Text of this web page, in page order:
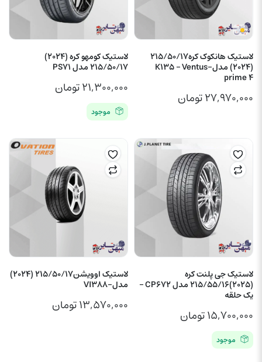
لاستیک هانکوک کره215/50/17
(2024) مدل-K135 – Ventus
prime 4
۲۷,۹۷۰,۰۰۰تومان
لاستیک کومهو کره (2024)
215/50/17 مدل PS71
۲۱,۳۰۰,۰۰۰تومان
موجود
لاستیک جی پلنت کره
(2025)215/55/16 مدل CP672 –
یک حلقه
۱۵,۷۰۰,۰۰۰تومان
موجود
لاستیک اوویشن215/50/17 (2024)
مدل-VI388
۱۳,۵۷۰,۰۰۰تومان